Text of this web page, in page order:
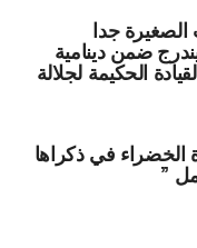
جدا
ضمن دينامية
الحكيمة لجلالة
الخضراء في ذكراها
”